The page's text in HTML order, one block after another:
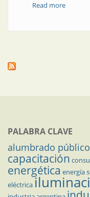
Read moreabout
PALABRA CLAVE
alumbrado público
capacitación
energética energía
eléctrica